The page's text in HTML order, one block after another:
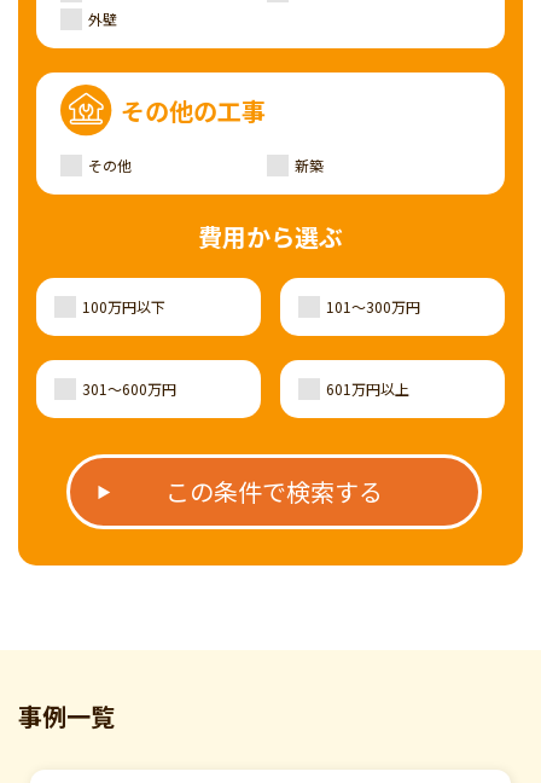
外壁
その他の工事
その他 新築
費用から選ぶ
100万円以下 101～300万円
301～600万円 601万円以上
この条件で検索する
事例一覧